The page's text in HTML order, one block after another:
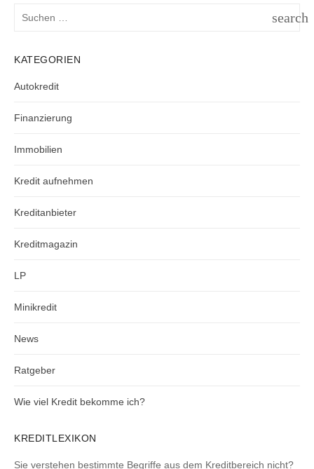
search
KATEGORIEN
Autokredit
Finanzierung
Immobilien
Kredit aufnehmen
Kreditanbieter
Kreditmagazin
LP
Minikredit
News
Ratgeber
Wie viel Kredit bekomme ich?
KREDITLEXIKON
Sie verstehen bestimmte Begriffe aus dem Kreditbereich nicht?